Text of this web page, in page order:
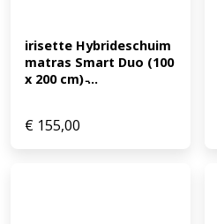
irisette Hybrideschuim
matras Smart Duo (100
x 200 cm) ̵...
€ 155,00